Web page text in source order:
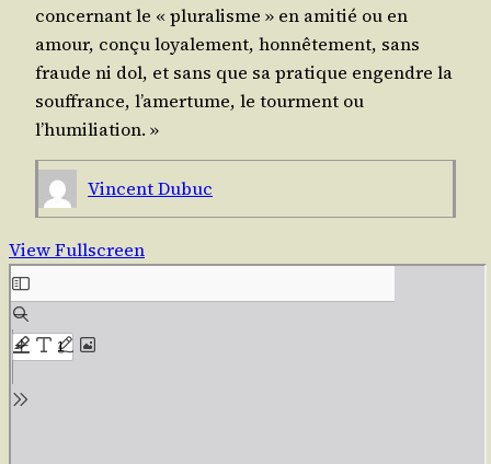
concer­nant le « plu­ra­lisme » en ami­tié ou en
amour, conçu loya­le­ment, hon­nê­te­ment, sans
fraude ni dol, et sans que sa pra­tique engendre la
souf­france, l’a­mer­tume, le tour­ment ou
l’humiliation. »
Vincent Dubuc
View Fullscreen